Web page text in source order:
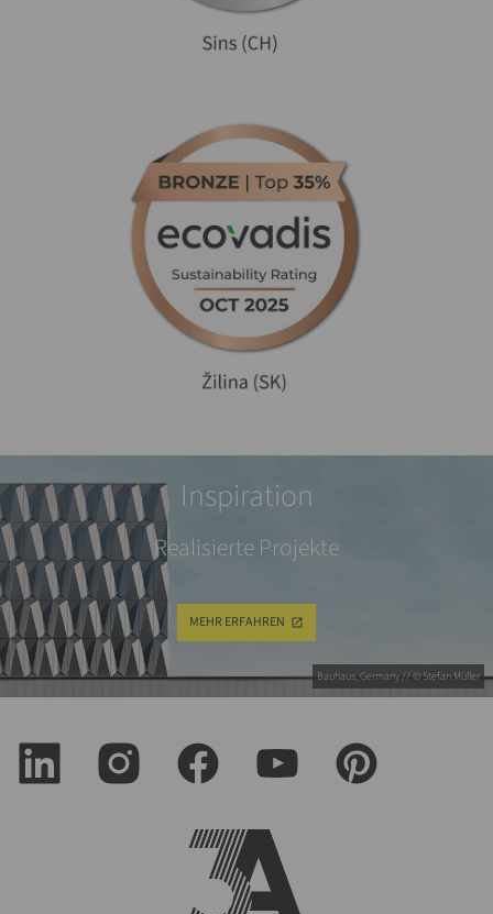
Bauhaus, Germany // © Stefan Müller
Inspiration
Realisierte Projekte
MEHR ERFAHREN